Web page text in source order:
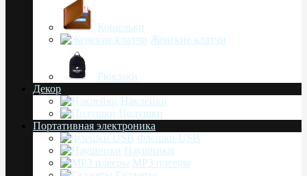
Кошельки
Женские клатчи
Рюкзаки
Декор
Наклейки
Подушки
Портативная электроника
Флешки USB
Наушники
MP3 плееры